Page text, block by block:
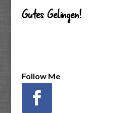
Gutes Gelingen!
Follow Me